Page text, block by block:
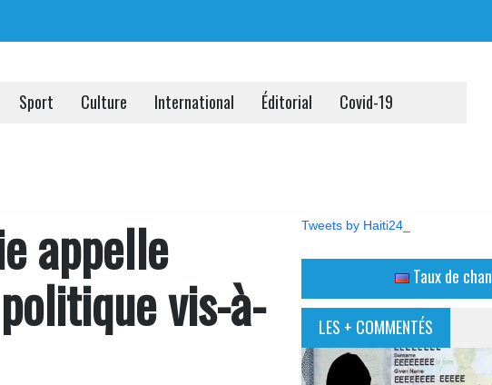
Sport Culture International Éditorial
Covid-19
appelle
vis-à-
Tweets by Haiti24_
Taux de
LES + COMMENTÉS